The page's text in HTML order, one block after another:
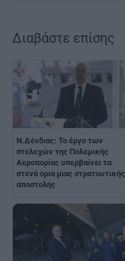
Διαβάστε επίσης
Ν.Δένδιας: Το έργο των
στελεχών της Πολεμικής
Αεροπορίας υπερβαίνει τα
στενά όρια μιας στρατιωτικής
αποστολής